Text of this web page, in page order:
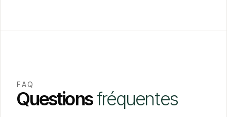
FAQ
Questionsfréquentes